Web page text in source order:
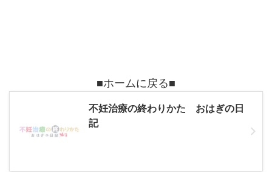
■ホームに戻る■
不妊治療の終わりかた おはぎの日
記